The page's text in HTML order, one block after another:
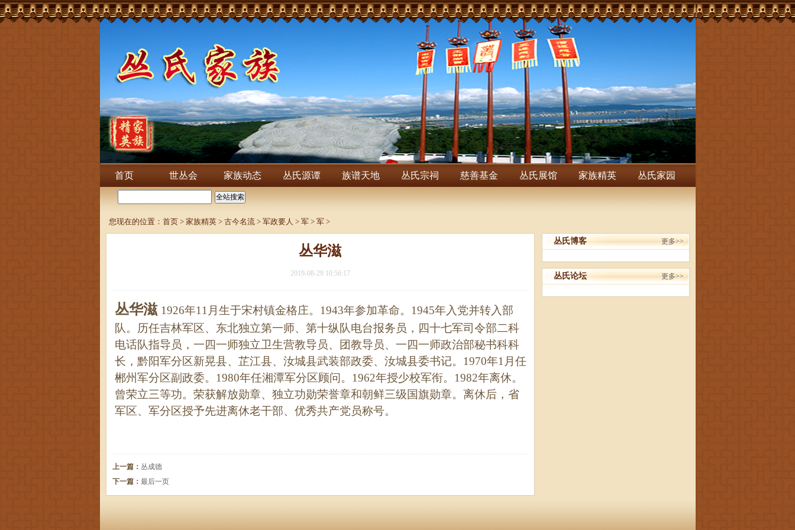
首页 世丛会 家族动态 丛氏源谭 族谱天地 丛氏宗祠 慈善基金 丛氏展馆 家族精英 丛氏家园
您现在的位置： 首页> 家族精英> 古今名流> 军政要人 > 军> 军>
丛华滋
2019-08-29 10:56:17
丛华滋 1926年11 月生于宋村镇金格庄。 1943年参加革命。 1945年入党并转入部
队。历任吉林军区、东北独立第一师、第十纵队电台报务员，四十七军司令部二科
电话队指导员，一四一师独立卫生营教导员、团教导员、一四一师政治部秘书科科
长，黔阳军分区新晃县、芷江县、汝城县武装部政委、汝城县委书记。 1970年1 月任
郴州军分区副政委。 1980年任湘潭军分区顾问。 1962年授少校军衔。 1982年离休。
曾荣立三等功。荣获解放勋章、独立功勋荣誉章和朝鲜三级国旗勋章。离休后，省
军区、军分区授予先进离休老干部、优秀共产党员称号。
上一篇： 丛成德
下一篇： 最后一页
丛氏博客 更多>>
丛氏论坛 更多>>